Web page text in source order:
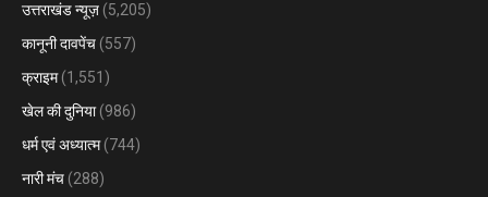
उत्तराखंड न्यूज़ (5,205)
कानूनी दावपेंच (557)
क्राइम(1,551)
खेल की दुनिया(986)
धर्म एवं अध्यात्म(744)
नारी मंच (288)